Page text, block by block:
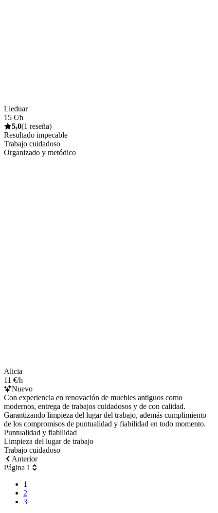
Lieduar
15 €/h
5,0(1 reseña)
Resultado impecable
Trabajo cuidadoso
Organizado y metódico
Alicia
11 €/h
Nuevo
Con experiencia en renovación de muebles antiguos como
modernos, entrega de trabajos cuidadosos y de con calidad.
Garantizando limpieza del lugar del trabajo, además cumplimiento
de los compromisos de puntualidad y fiabilidad en todo momento.
Puntualidad y fiabilidad
Limpieza del lugar de trabajo
Trabajo cuidadoso
Anterior
Página 1
1
2
3